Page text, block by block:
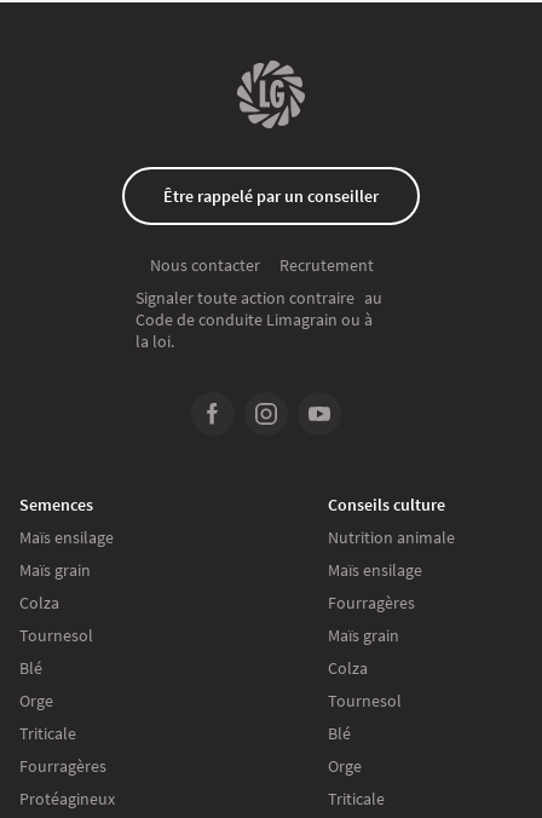
Être rappelé par un conseiller
Nous contacter
Recrutement
Signaler toute action contraire au
Code de conduite Limagrain ou à
la loi.
Semences
Maïs ensilage
Maïs grain
Colza
Tournesol
Blé
Orge
Triticale
Fourragères
Protéagineux
Conseils culture
Nutrition animale
Maïs ensilage
Fourragères
Maïs grain
Colza
Tournesol
Blé
Orge
Triticale